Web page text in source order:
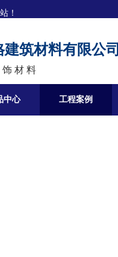
饰 材 料
筑材料有限公司
！
中心 工程案例